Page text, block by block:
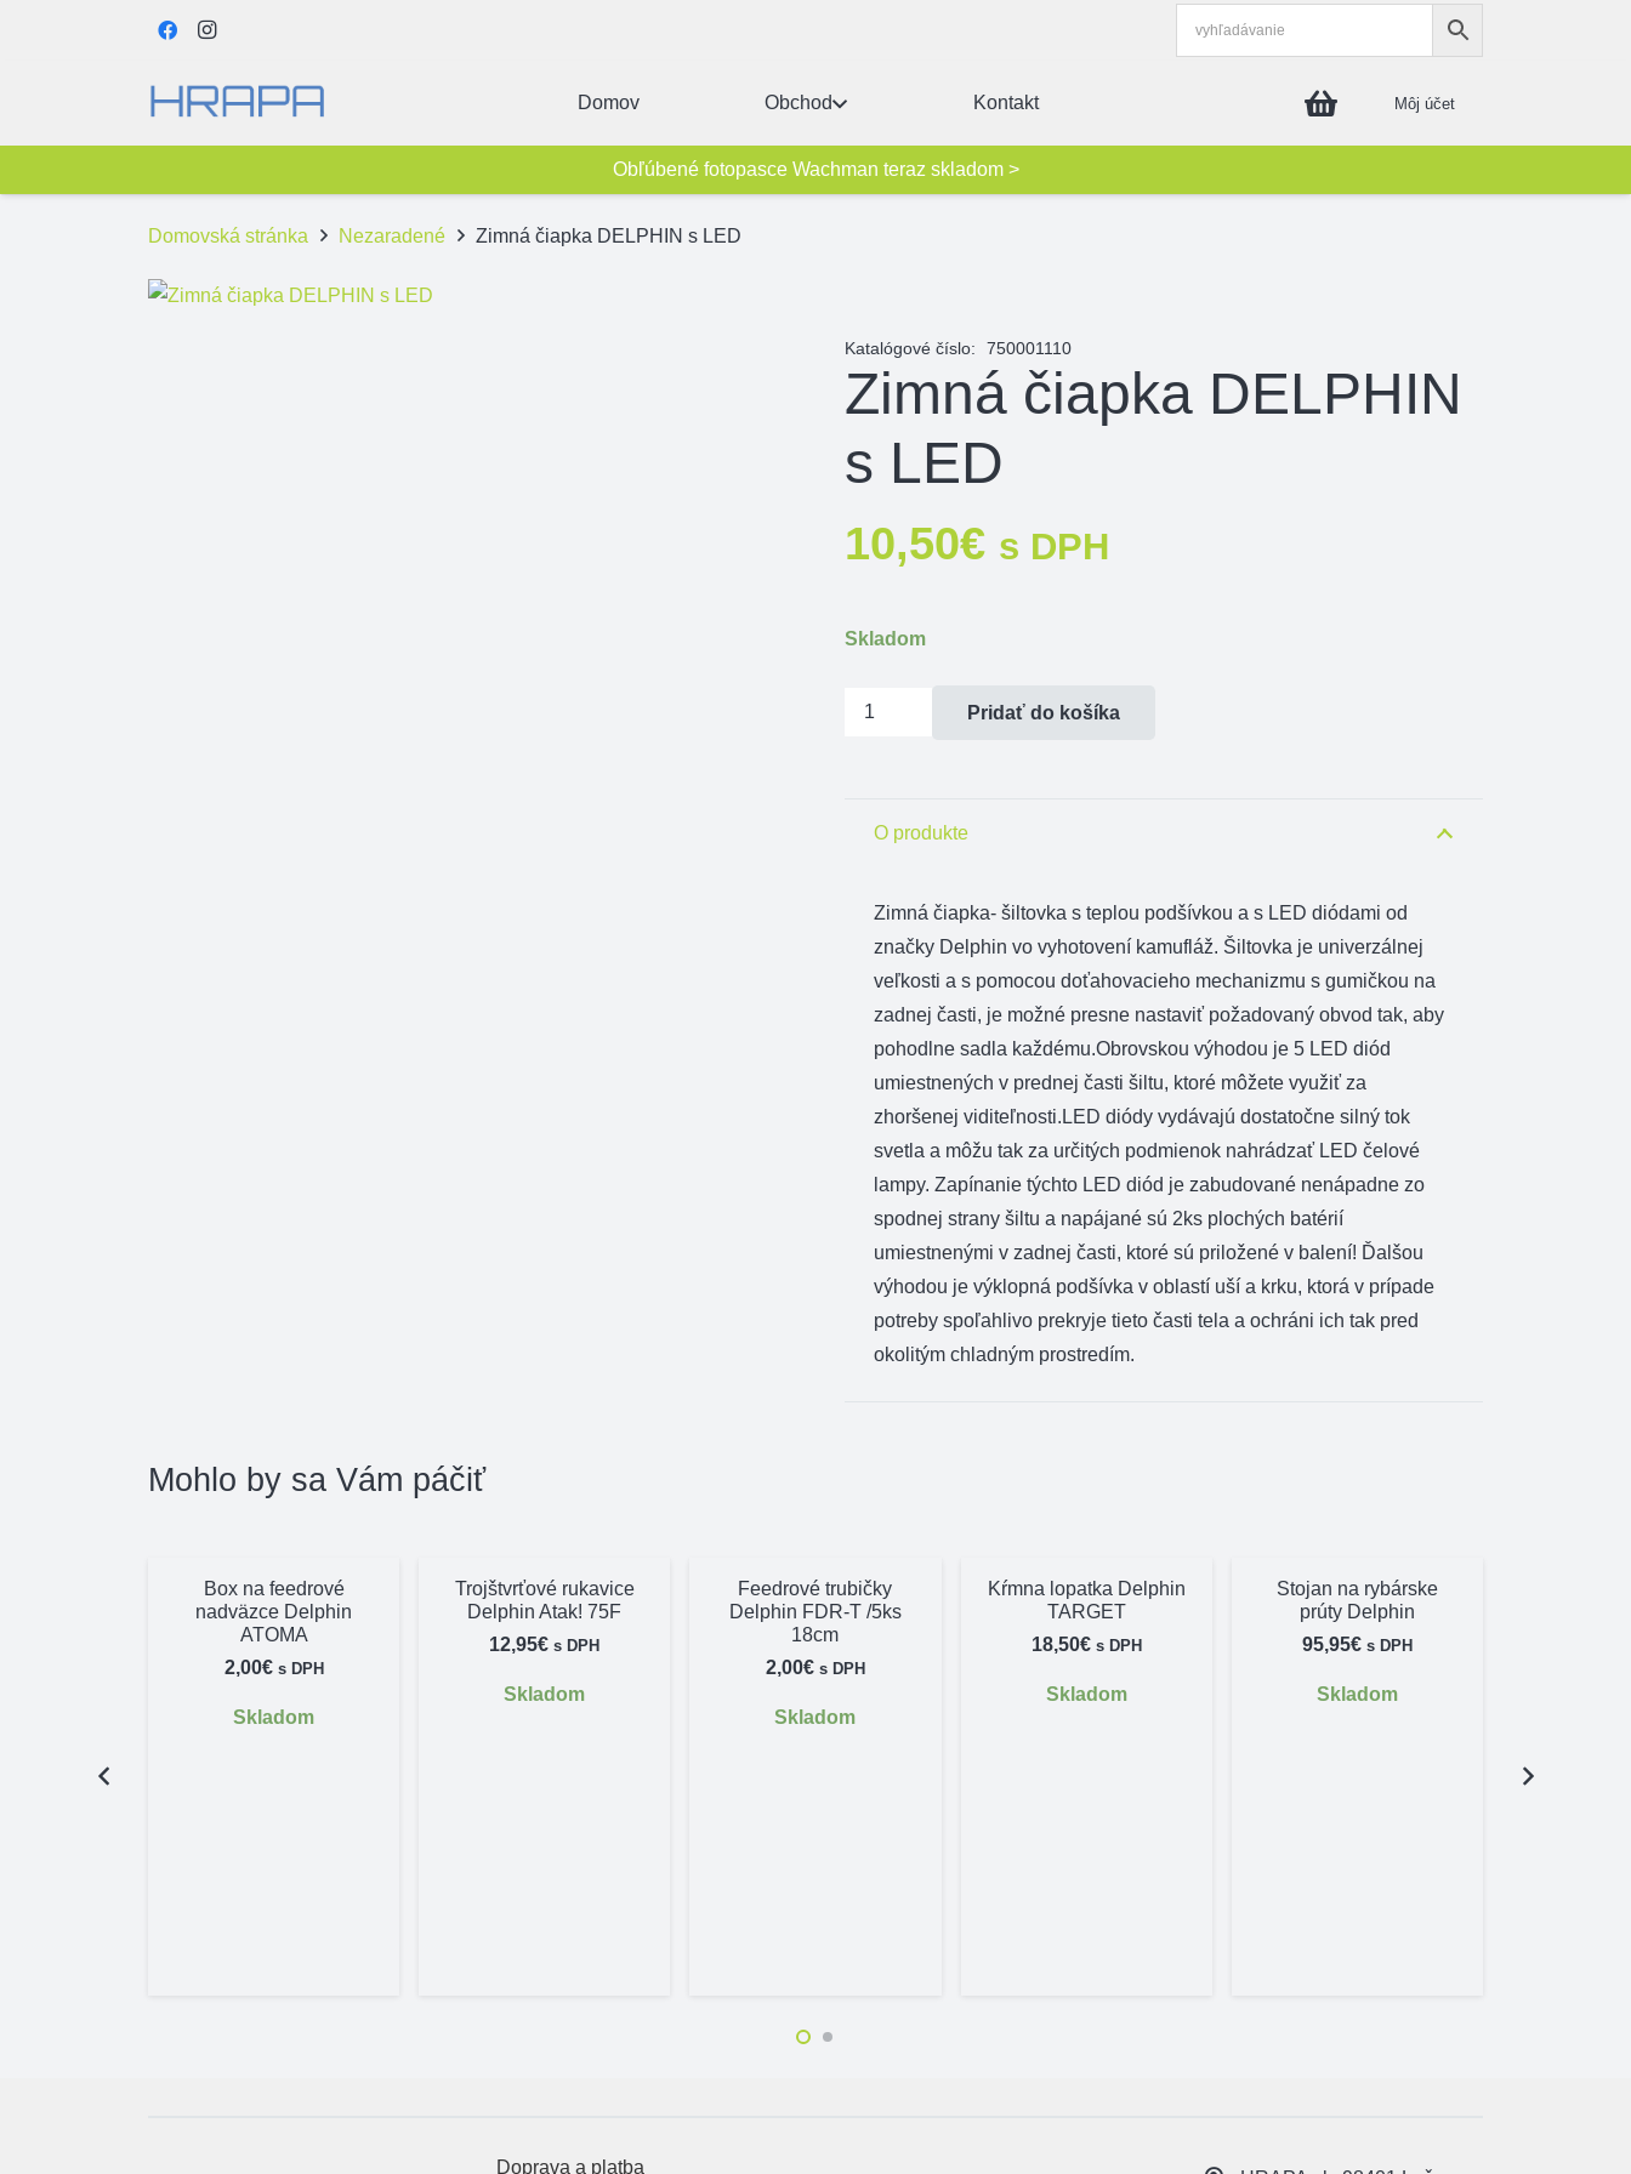
Domov Obchod Kontakt Môj účet
Obľúbené fotopasce Wachman teraz skladom >
Domovská stránka Nezaradené Zimná čiapka DELPHIN s LED
Katalógové číslo: 750001110
Zimná čiapka DELPHIN
s LED
10,50€ s DPH
Skladom
množstvo
Pridať do košíka
O produkte
Zimná čiapka- šiltovka s teplou podšívkou a s LED diódami od
značky Delphin vo vyhotovení kamufláž. Šiltovka je univerzálnej
veľkosti a s pomocou doťahovacieho mechanizmu s gumičkou na
zadnej časti, je možné presne nastaviť požadovaný obvod tak, aby
pohodlne sadla každému.Obrovskou výhodou je 5 LED diód
umiestnených v prednej časti šiltu, ktoré môžete využiť za
zhoršenej viditeľnosti.LED diódy vydávajú dostatočne silný tok
svetla a môžu tak za určitých podmienok nahrádzať LED čelové
lampy. Zapínanie týchto LED diód je zabudované nenápadne zo
spodnej strany šiltu a napájané sú 2ks plochých batérií
umiestnenými v zadnej časti, ktoré sú priložené v balení! Ďalšou
výhodou je výklopná podšívka v oblastí uší a krku, ktorá v prípade
potreby spoľahlivo prekryje tieto časti tela a ochráni ich tak pred
okolitým chladným prostredím.
Mohlo by sa Vám páčiť
Box na feedrové
nadväzce Delphin
ATOMA
2,00€ s DPH
Skladom
Trojštvrťové rukavice
Delphin Atak! 75F
12,95€ s DPH
Skladom
Feedrové trubičky
Delphin FDR-T /5ks
18cm
2,00€ s DPH
Skladom
Kŕmna lopatka Delphin
TARGET
18,50€ s DPH
Skladom
Stojan na rybárske
prúty Delphin
95,95€ s DPH
Skladom
Doprava a platba